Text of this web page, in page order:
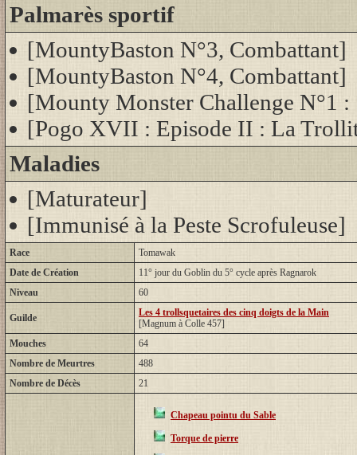
Palmarès sportif
[MountyBaston N°3, Combattant]
[MountyBaston N°4, Combattant]
[Mounty Monster Challenge N°1 :
[Pogo XVII : Episode II : La
Maladies
[Maturateur]
[Immunisé à la Peste Scrofuleuse]
Race
Tomawak
Date de Création
11° jour du Goblin du 5° cycle après Ragnarok
Niveau
60
Guilde
Les 4 trollsquetaires des cinq doigts de la Main
[Magnum à Colle 457]
Mouches
64
Nombre de Meurtres
488
Nombre de Décès
21
Chapeau pointu du Sable
Torque de pierre